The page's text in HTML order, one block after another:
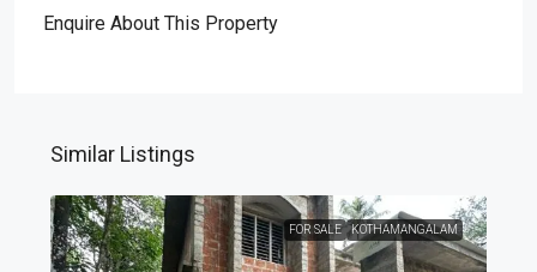
Enquire About This Property
Similar Listings
FOR SALE KOTHAMANGALAM